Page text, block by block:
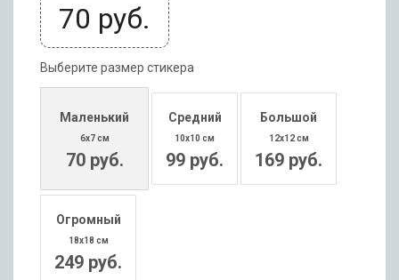
70 руб.
Выберите размер стикера
Маленький
6x7 см
70 руб.
Средний
10x10 см
99 руб.
Большой
12x12 см
169 руб.
Огромный
18x18 см
249 руб.